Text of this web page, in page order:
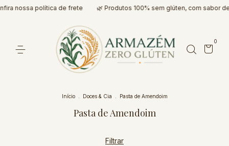
nossa política de frete 🌿 Produtos 100% sem glúten, com sabor
0
Início . Doces & Cia . Pasta de Amendoim
Pasta de Amendoim
Filtrar